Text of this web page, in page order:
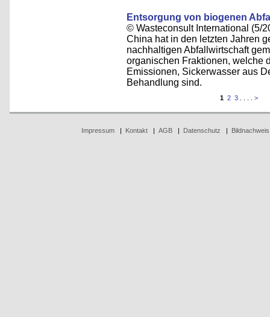
Entsorgung von biogenen
© Wasteconsult International (5/
China hat in den letzten Jahren
nachhaltigen Abfallwirtschaft
organischen Fraktionen, welche
Emissionen, Sickerwasser aus
Behandlung sind.
1 2 3 >
Impressum| Kontakt| AGB| Datenschutz | Bildnachweis